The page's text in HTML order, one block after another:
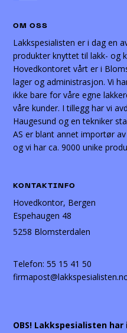
OM OSS
Lakkspesialisten er i dag en
produkter knyttet til lakk- og
Hovedkontoret vårt er i
lager og administrasjon. Vi
ikke bare for våre egne
våre kunder. I tillegg har vi
Haugesund og en tekniker
AS er blant annet importør av
og vi har ca. 9000 unike
KONTAKTINFO
Hovedkontor, Bergen
Espehaugen 48
5258 Blomsterdalen
Telefon:55 15 41 50
OBS! Lakkspesialisten